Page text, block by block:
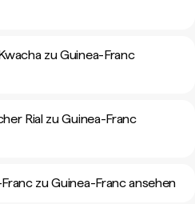
zu Guinea-Franc
Rial zu Guinea-Franc
zu Guinea-Franc ansehen